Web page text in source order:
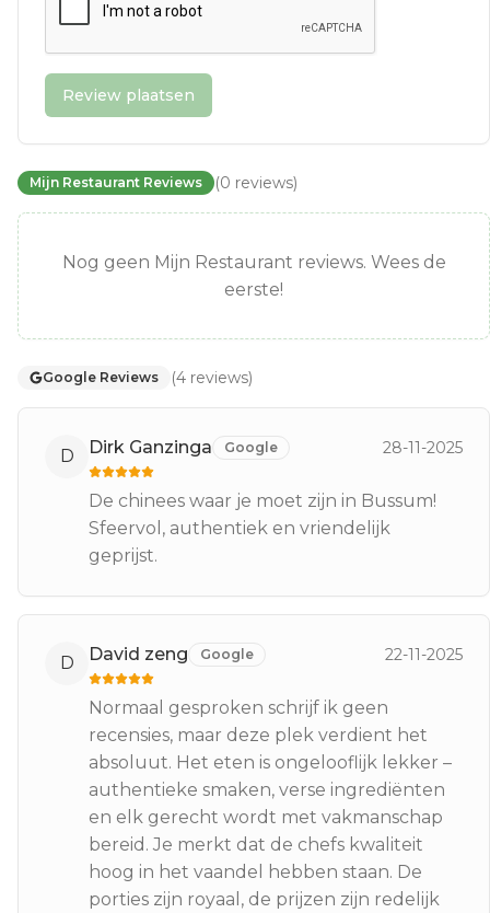
Review plaatsen
Mijn Restaurant Reviews (0 reviews)
Nog geen Mijn Restaurant reviews. Wees de
eerste!
Google Reviews (4 reviews)
D Dirk Ganzinga Google 28-11-2025
De chinees waar je moet zijn in Bussum!
Sfeervol, authentiek en vriendelijk
geprijst.
D David zeng Google 22-11-2025
Normaal gesproken schrijf ik geen
recensies, maar deze plek verdient het
absoluut. Het eten is ongelooflijk lekker –
authentieke smaken, verse ingrediënten
en elk gerecht wordt met vakmanschap
bereid. Je merkt dat de chefs kwaliteit
hoog in het vaandel hebben staan. De
porties zijn royaal, de prijzen zijn redelijk